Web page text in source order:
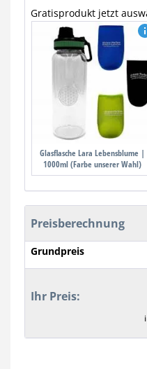
Gratisprodukt jetzt
Glasflasche Lara Lebensblume |
1000ml (Farbe unserer Wahl)
Preisberechnung
Grundpreis
Ihr Preis: